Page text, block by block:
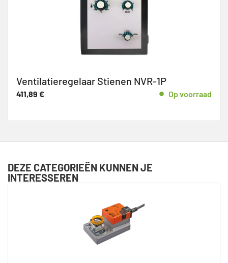
Ventilatieregelaar Stienen NVR-1P
411,89 € Op voorraad
DEZE CATEGORIEËN KUNNEN JE
INTERESSEREN